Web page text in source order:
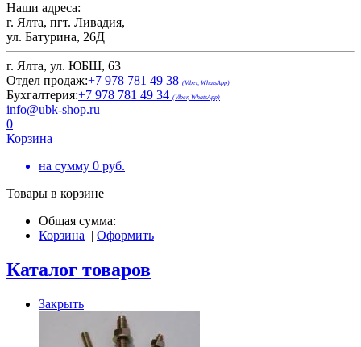
Наши адреса:
г. Ялта, пгт. Ливадия,
ул. Батурина, 26Д
г. Ялта, ул. ЮБШ, 63
Отдел продаж:+7 978 781 49 38 (Viber, WhatsApp)
Бухгалтерия:+7 978 781 49 34 (Viber, WhatsApp)
info@ubk-shop.ru
0
Корзина
на сумму 0 руб.
Товары в корзине
Общая сумма:
Корзина | Оформить
Каталог товаров
Закрыть